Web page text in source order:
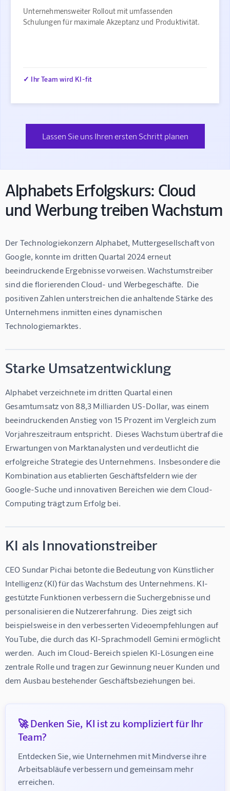
Unternehmensweiter Rollout mit umfassenden
Schulungen für maximale Akzeptanz und Produktivität.
✓ Ihr Team wird KI-fit
Lassen Sie uns Ihren ersten Schritt planen
Alphabets Erfolgskurs: Cloud
und Werbung treiben Wachstum
Der Technologiekonzern Alphabet, Muttergesellschaft von
Google, konnte im dritten Quartal 2024 erneut
beeindruckende Ergebnisse vorweisen. Wachstumstreiber
sind die florierenden Cloud- und Werbegeschäfte.  Die
positiven Zahlen unterstreichen die anhaltende Stärke des
Unternehmens inmitten eines dynamischen
Technologiemarktes.
Starke Umsatzentwicklung
Alphabet verzeichnete im dritten Quartal einen
Gesamtumsatz von 88,3 Milliarden US-Dollar, was einem
beeindruckenden Anstieg von 15 Prozent im Vergleich zum
Vorjahreszeitraum entspricht.  Dieses Wachstum übertraf die
Erwartungen von Marktanalysten und verdeutlicht die
erfolgreiche Strategie des Unternehmens.  Insbesondere die
Kombination aus etablierten Geschäftsfeldern wie der
Google-Suche und innovativen Bereichen wie dem Cloud-
Computing trägt zum Erfolg bei.
KI als Innovationstreiber
CEO Sundar Pichai betonte die Bedeutung von Künstlicher
Intelligenz (KI) für das Wachstum des Unternehmens. KI-
gestützte Funktionen verbessern die Suchergebnisse und
personalisieren die Nutzererfahrung.  Dies zeigt sich
beispielsweise in den verbesserten Videoempfehlungen auf
YouTube, die durch das KI-Sprachmodell Gemini ermöglicht
werden.  Auch im Cloud-Bereich spielen KI-Lösungen eine
zentrale Rolle und tragen zur Gewinnung neuer Kunden und
dem Ausbau bestehender Geschäftsbeziehungen bei.
🚀 Denken Sie, KI ist zu kompliziert für Ihr
Team?
Entdecken Sie, wie Unternehmen mit Mindverse ihre
Arbeitsabläufe verbessern und gemeinsam mehr
erreichen.